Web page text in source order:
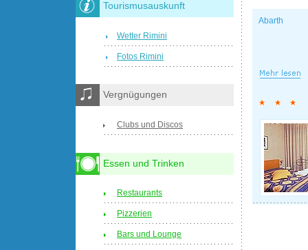
Abarth
Tourismusauskunft
Wetter Rimini
Fotos Rimini
Vergnügungen
Clubs und Discos
Essen und Trinken
Restaurants
Pizzerien
Bars und Lounge